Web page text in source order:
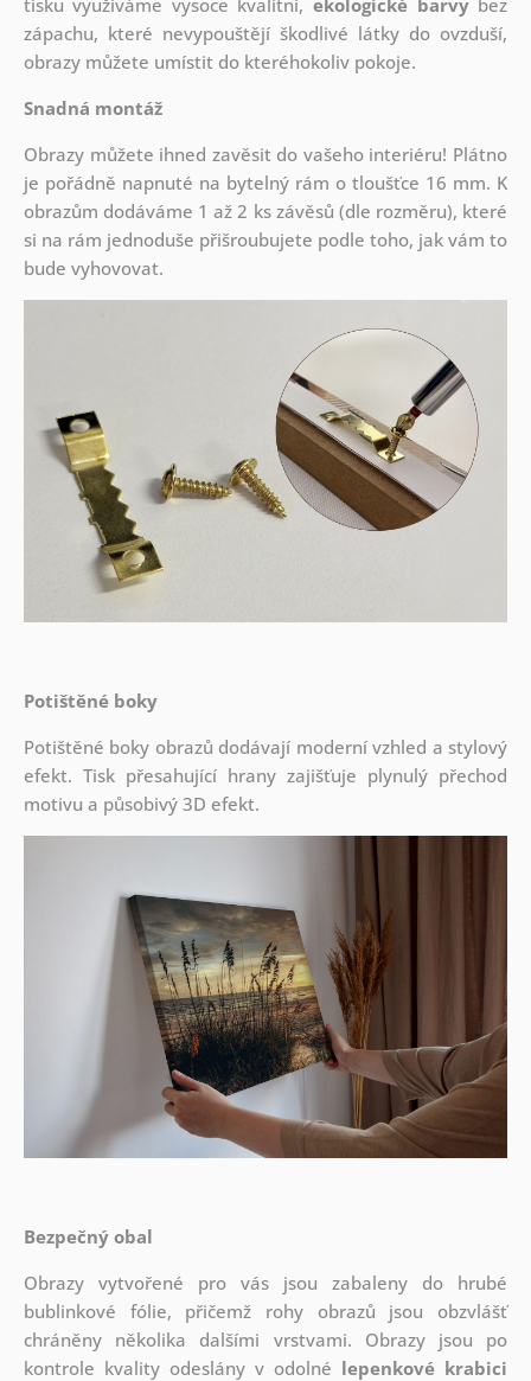
tisku využíváme vysoce kvalitní,ekologické barvybez
zápachu, které nevypouštějí škodlivé látky do ovzduší,
obrazy můžete umístit do kteréhokoliv pokoje.
Snadná montáž
Obrazy můžete ihned zavěsit do vašeho interiéru! Plátno
je pořádně napnuté na bytelný rám o tloušťce 16 mm. K
obrazům dodáváme 1 až 2 ks závěsů (dle rozměru), které
si na rám jednoduše přišroubujete podle toho, jak vám to
bude vyhovovat.
Potištěné boky
Potištěné boky obrazů dodávají moderní vzhled a stylový
efekt. Tisk přesahující hrany zajišťuje plynulý přechod
motivu a působivý 3D efekt.
Bezpečný obal
Obrazy vytvořené pro vás jsou zabaleny do hrubé
bublinkové fólie, přičemž rohy obrazů jsou obzvlášť
chráněny několika dalšími vrstvami. Obrazy jsou po
kontrole kvality odeslány v odolné lepenkové krabici